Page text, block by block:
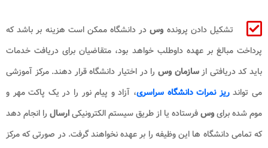
تشکیل دادن پرونده وسدر دانشگاه ممکن است هزینه بر باشد که
پرداخت مبالغ بر عهده داوطلب خواهد بود، متقاضیان برای دریافت خدمات
باید کد دریافتی ازسازمان وس را در اختیار دانشگاه قرار دهند. مرکز آموزشی
می تواندریز نمرات دانشگاه سراسری، آزاد و پیام نور را در یک پاکت مهر و
موم شده برایوسفرستاده یا از طریق سیستم الکترونیکیارسال را انجام دهد
که تمامی دانشگاه ها این وظیفه را بر عهده نخواهند گرفت. در صورتی که مرکز